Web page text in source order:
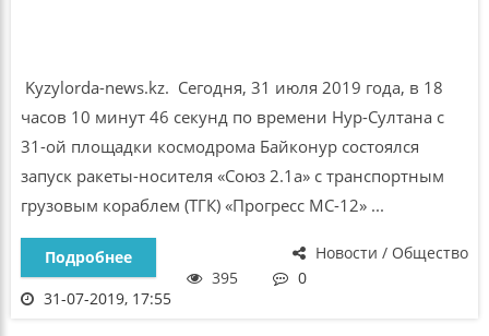
Kyzylorda-news.kz. Сегодня, 31 июля 2019 года, в 18
часов 10 минут 46 секунд по времени Нур-Султана с
31-ой площадки космодрома Байконур состоялся
запуск ракеты-носителя «Союз 2.1а» с транспортным
грузовым кораблем (ТГК) «Прогресс МС-12» ...
Новости / Общество
Подробнее
395
0
31-07-2019, 17:55